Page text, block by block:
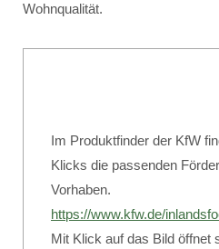
Wohnqualität.
Im Produktfinder der KfW
Klicks die passenden
Vorhaben.
https://www.kfw.de/
Mit Klick auf das Bild öffnet